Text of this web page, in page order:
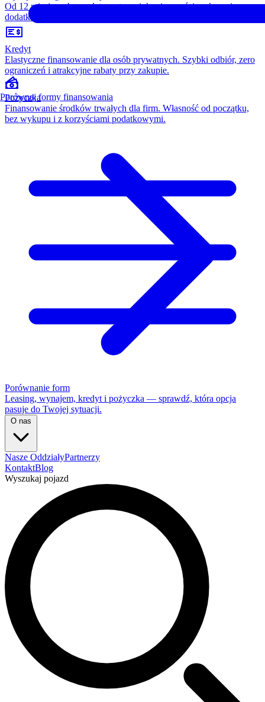
Od 12 miesięcy, bez opłaty wstępnej, konieczności wykupu i
dodatkowych kosztów. Wszystko w cenie raty.
Kredyt
Elastyczne finansowanie dla osób prywatnych. Szybki odbiór, zero
ograniczeń i atrakcyjne rabaty przy zakupie.
Pożyczka
Finansowanie środków trwałych dla firm. Własność od początku,
bez wykupu i z korzyściami podatkowymi.
Porównanie form
Leasing, wynajem, kredyt i pożyczka — sprawdź, która opcja
pasuje do Twojej sytuacji.
O nas
Nasze OddziałyPartnerzy
KontaktBlog
Wyszukaj pojazd
Porównaj formy finansowania